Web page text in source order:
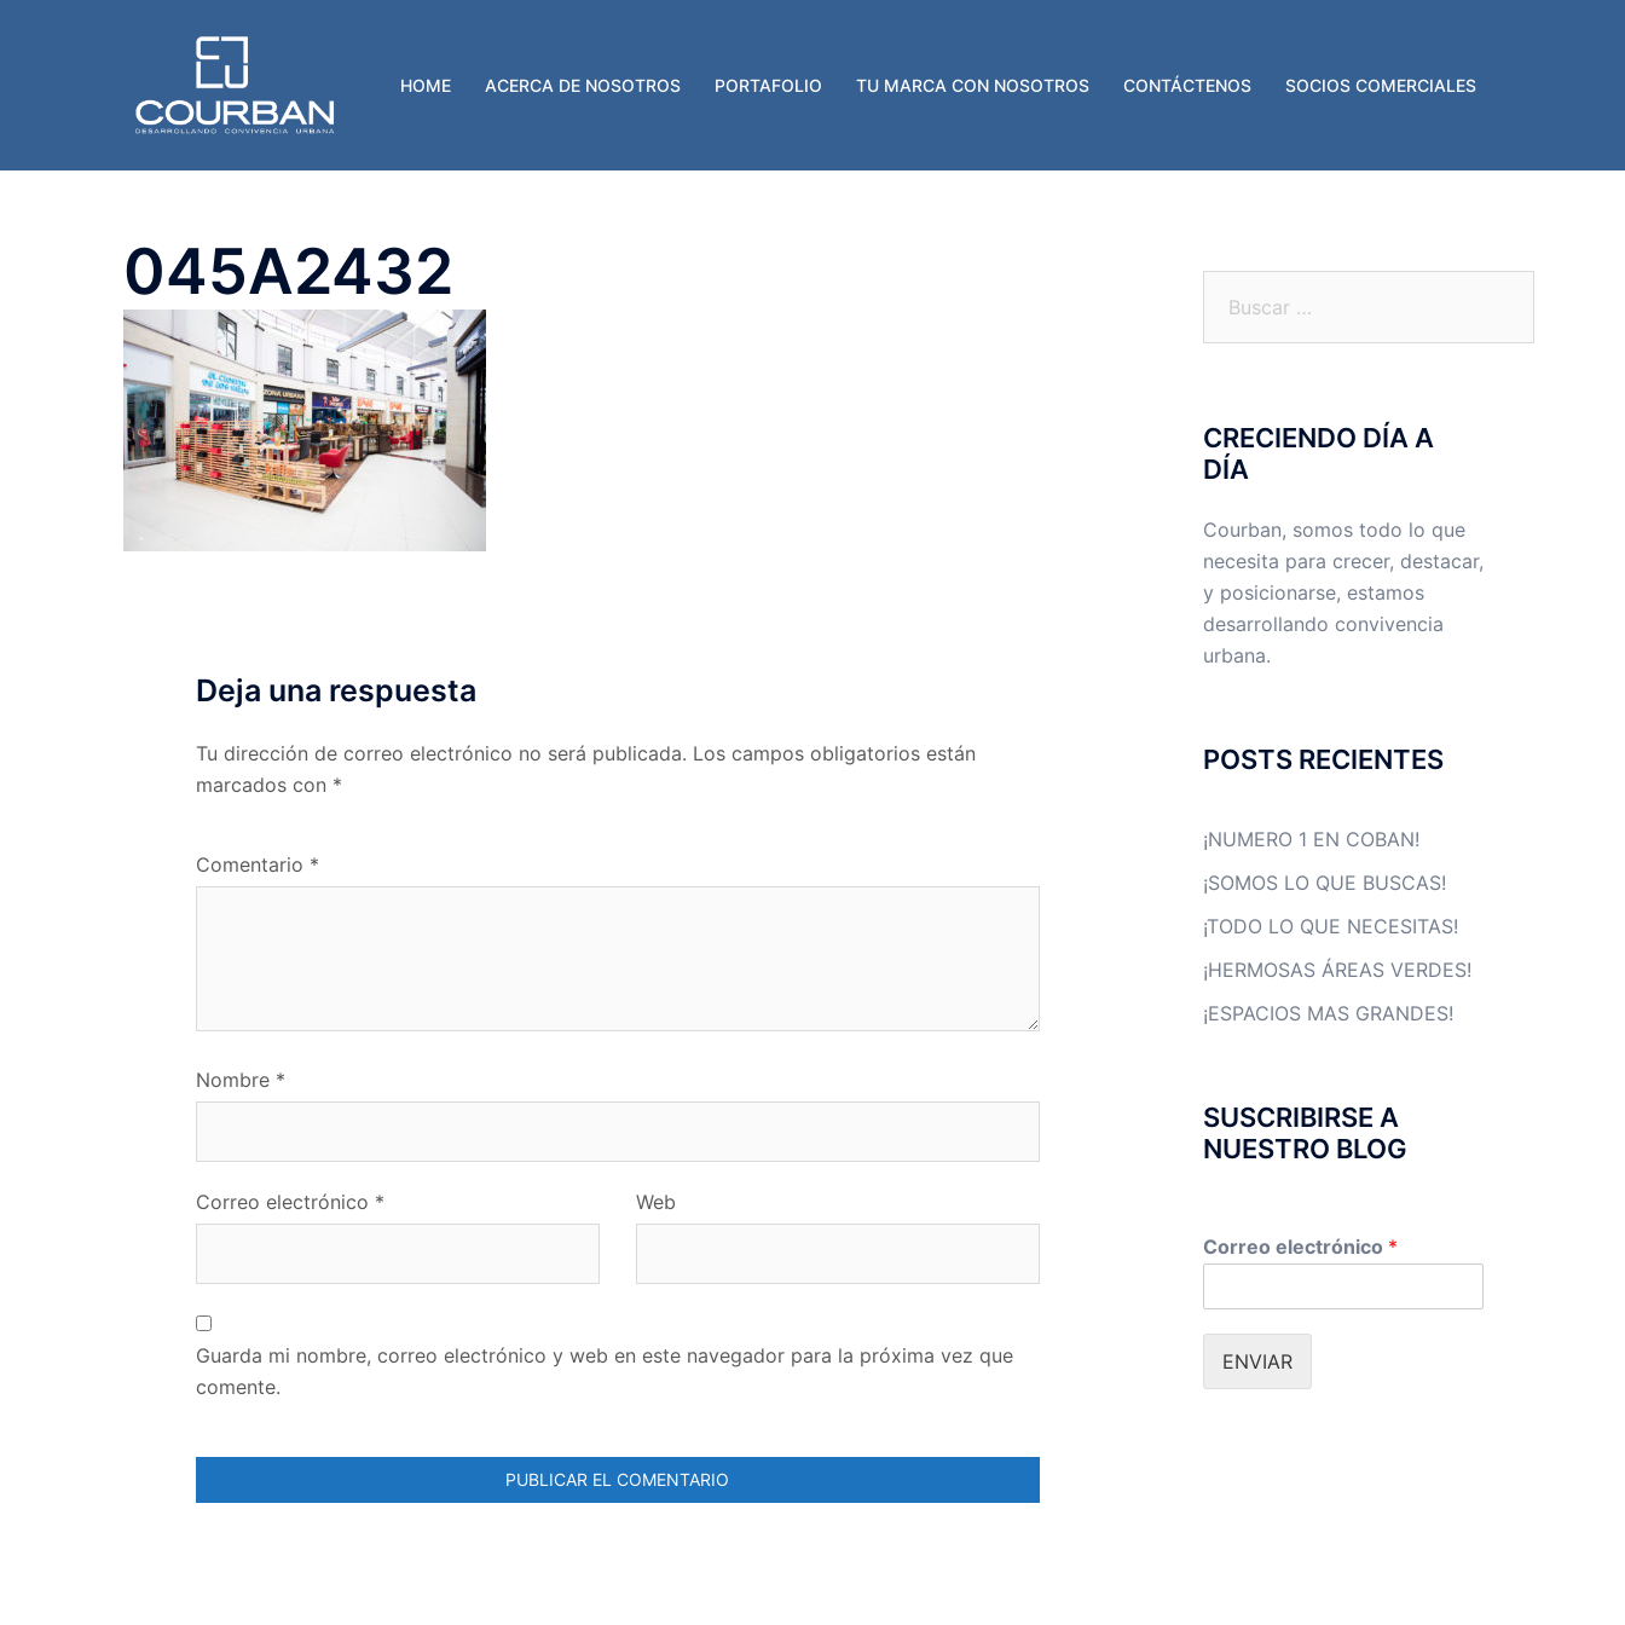
HOME ACERCA DE NOSOTROS PORTAFOLIO TU MARCA CON NOSOTROS CONTÁCTENOS SOCIOS COMERCIALES
045A2432
Deja una respuesta
Tu dirección de correo electrónico no será publicada. Los campos obligatorios están
marcados con *
Comentario *
Nombre *
Correo electrónico * Web
Guarda mi nombre, correo electrónico y web en este navegador para la próxima vez que
comente.
CRECIENDO DÍA A
DÍA
Courban, somos todo lo que
necesita para crecer, destacar,
y posicionarse, estamos
desarrollando convivencia
urbana.
POSTS RECIENTES
¡NUMERO 1 EN COBAN!
¡SOMOS LO QUE BUSCAS!
¡TODO LO QUE NECESITAS!
¡HERMOSAS ÁREAS VERDES!
¡ESPACIOS MAS GRANDES!
SUSCRIBIRSE A
NUESTRO BLOG
Correo electrónico *
ENVIAR